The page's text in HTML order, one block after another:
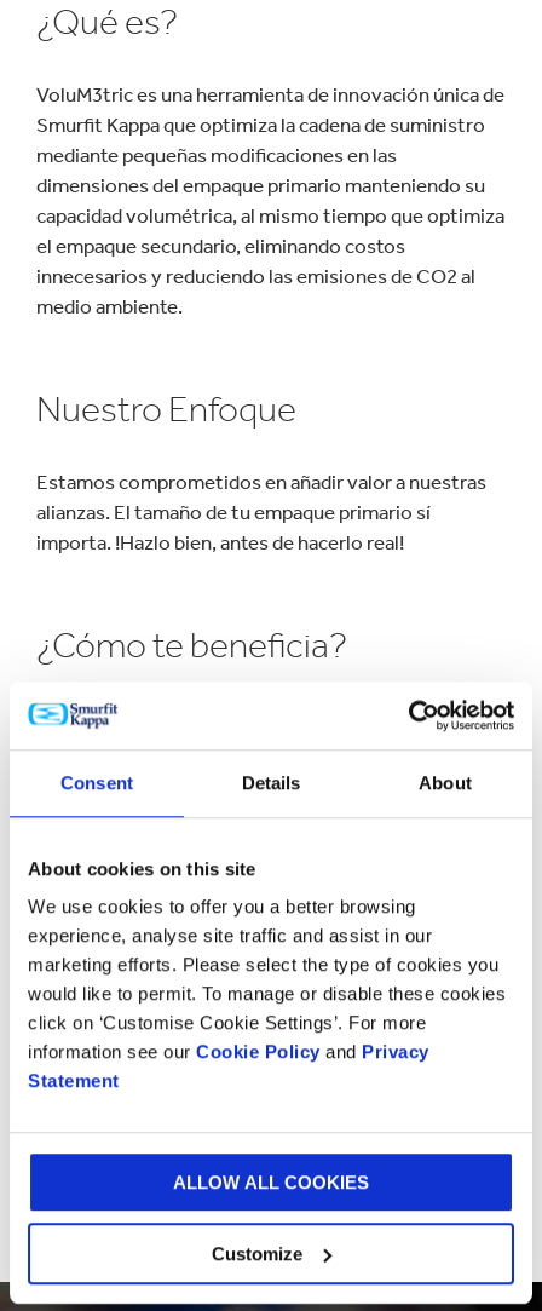
Consent Details About
About cookies on this site
We use cookies to offer you a better browsing
experience, analyse site traffic and assist in our
marketing efforts. Please select the type of cookies you
would like to permit. To manage or disable these cookies
click on ‘Customise Cookie Settings’. For more
information see our Cookie Policy and Privacy
Statement
ALLOW ALL COOKIES
Customize
¿Qué es?
VoluM3tric es una herramienta de innovación única de
Smurfit Kappa que optimiza la cadena de suministro
mediante pequeñas modificaciones en las
dimensiones del empaque primario manteniendo su
capacidad volumétrica, al mismo tiempo que optimiza
el empaque secundario, eliminando costos
innecesarios y reduciendo las emisiones de CO2 al
medio ambiente.
Nuestro Enfoque
Estamos comprometidos en añadir valor a nuestras
alianzas. El tamaño de tu empaque primario sí
importa. !Hazlo bien, antes de hacerlo real!
¿Cómo te beneficia?
Haciendo pequeños cambios en las dimensiones de tu
empaque primario, podemos conseguir una mayor
eficiencia en tu cadena de suministro, eliminando
¿Quieres conocer más?
Visita nuestros Centros de Experiencia para
inspirarte y conversar con nuestros expertos sobre
los retos de tu negocio.
CONTÁCTANOS